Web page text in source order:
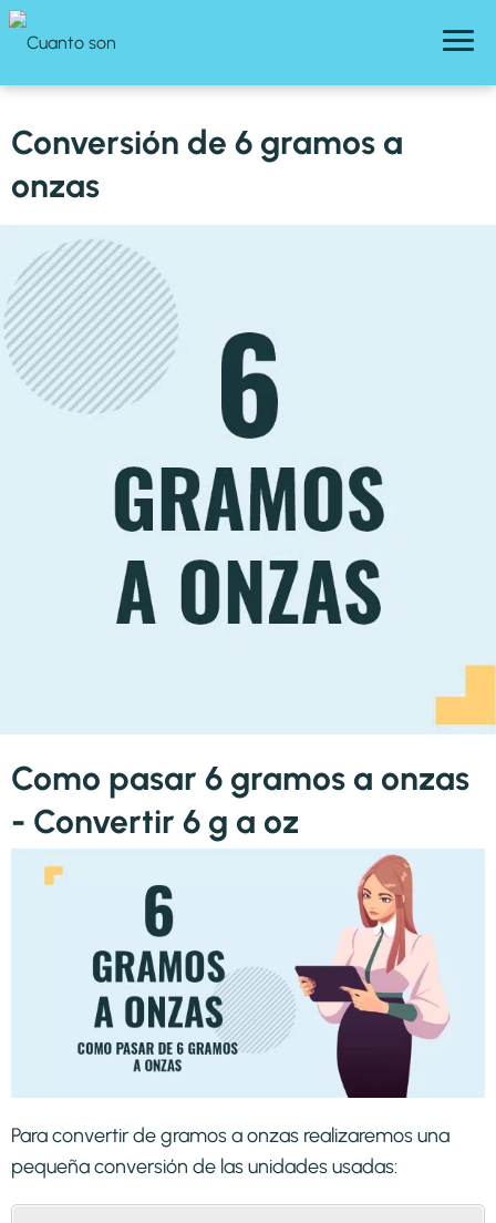
Conversión de 6 gramos a
onzas
Como pasar 6 gramos a onzas
- Convertir 6 g a oz
Para convertir de gramos a onzas realizaremos una
pequeña conversión de las unidades usadas: